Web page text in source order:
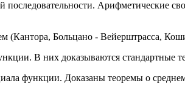
последовательности. Арифметические
(Кантора, Больцано - Вейерштрасса,
В них доказываются стандартные
функции. Доказаны теоремы о